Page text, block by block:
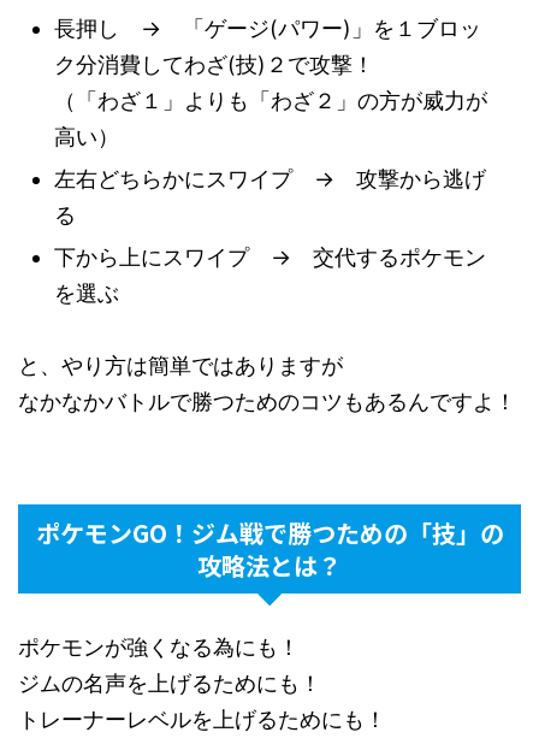
長押し → 「ゲージ(パワー)」を１ブロッ
ク分消費してわざ(技)２で攻撃！
（「わざ１」よりも「わざ２」の方が威力が
高い）
左右どちらかにスワイプ → 攻撃から逃げ
る
下から上にスワイプ → 交代するポケモン
を選ぶ
と、やり方は簡単ではありますが
なかなかバトルで勝つためのコツもあるんですよ！
ポケモンGO！ジム戦で勝つための「技」の
攻略法とは？
ポケモンが強くなる為にも！
ジムの名声を上げるためにも！
トレーナーレベルを上げるためにも！